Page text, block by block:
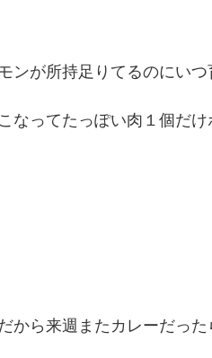
ンが所持足りてるのにい
なってたっぽい肉１個だ
から来週またカレーだっ